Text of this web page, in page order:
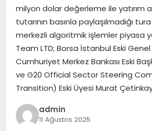
milyon dolar değerleme ile yatırım
tutarının basınla paylaşılmadığı
merkezli algoritmik işlemler piyasa
Team LTD; Borsa İstanbul Eski
Cumhuriyet Merkez Bankası Eski
ve G20 Official Sector Steering
Transition) Eski Üyesi Murat
admin
11 Ağustos 2025